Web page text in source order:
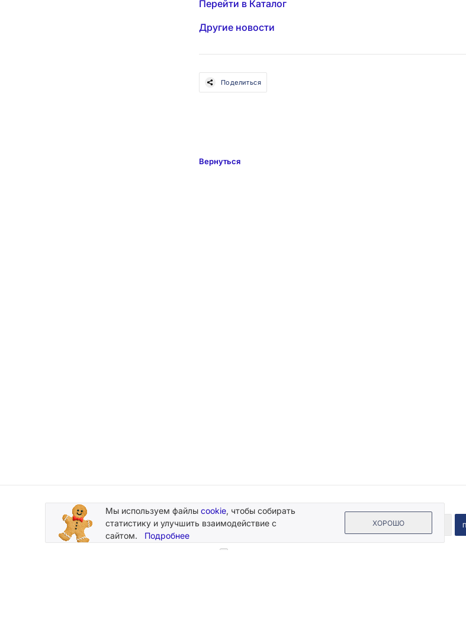
Перейти в Каталог
Другие новости
Поделиться
Вернуться
Подписывайтесь
на новости и акции
Мы используем файлы cookie, чтобы собирать
статистику и улучшить взаимодействие с
сайтом. Подробнее
ХОРОШО